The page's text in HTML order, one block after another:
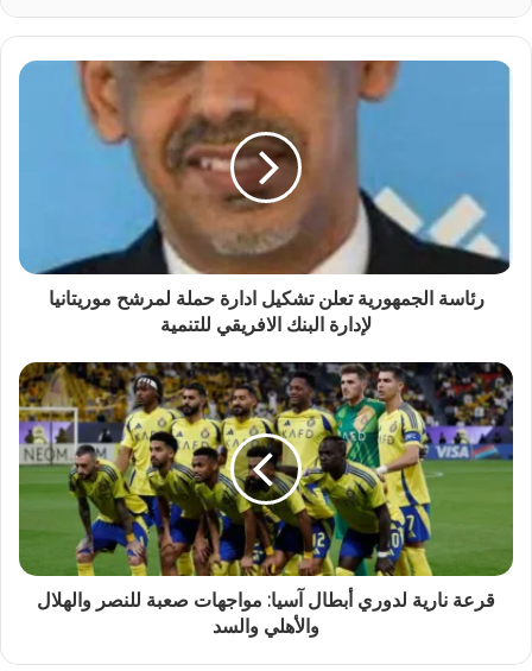
رئاسة الجمهورية تعلن تشكيل ادارة حملة لمرشح موريتانيا
لإدارة البنك الافريقي للتنمية
قرعة نارية لدوري أبطال آسيا: مواجهات صعبة للنصر والهلال
والأهلي والسد